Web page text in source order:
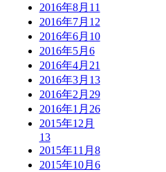
2016年8月 11
2016年7月 12
2016年6月 10
2016年5月 6
2016年4月 21
2016年3月 13
2016年2月 29
2016年1月 26
2015年12月
13
2015年11月 8
2015年10月 6